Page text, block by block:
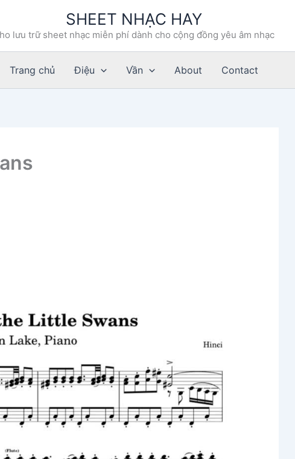
SHEET NHẠC HAY
lưu trữ sheet nhạc miễn phí dành cho cộng đồng yêu âm nhạc
Trang chủ Điệu Vần About Contact